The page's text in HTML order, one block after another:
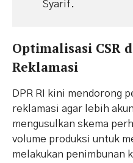
Syarif.
​Optimalisasi CSR
Reklamasi
​DPR RI kini mendorong
reklamasi agar lebih
mengusulkan skema
volume produksi untuk
melakukan penimbunan